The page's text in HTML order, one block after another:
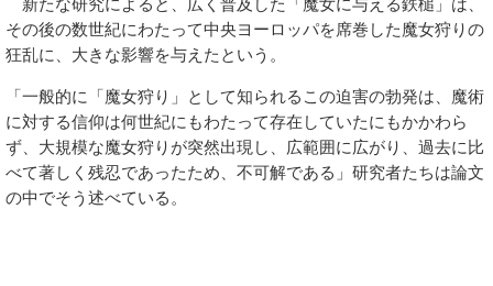
新たな研究によると、広く普及した「魔女に与える鉄槌」は、
その後の数世紀にわたって中央ヨーロッパを席巻した魔女狩りの
狂乱に、大きな影響を与えたという。
「一般的に「魔女狩り」として知られるこの迫害の勃発は、魔術
に対する信仰は何世紀にもわたって存在していたにもかかわら
ず、大規模な魔女狩りが突然出現し、広範囲に広がり、過去に比
べて著しく残忍であったため、不可解である」研究者たちは論文
の中でそう述べている。